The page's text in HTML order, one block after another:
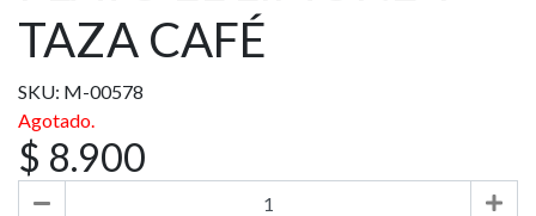
TAZA CAFÉ
SKU: M-00578
Agotado.
$ 8.900